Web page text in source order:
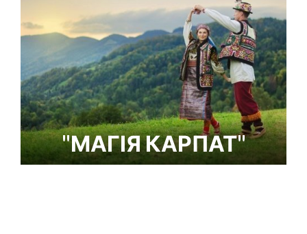
"МАГІЯ КАРПАТ"